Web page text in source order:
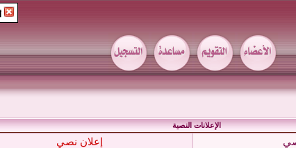
الإعلانات النصية
إعلان نصي